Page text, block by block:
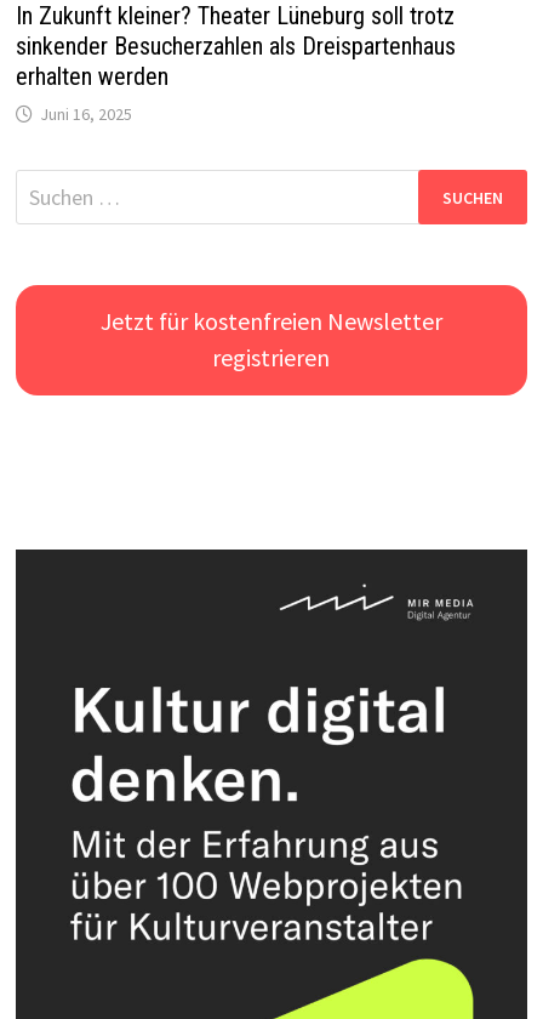
In Zukunft kleiner? Theater Lüneburg soll trotz
sinkender Besucherzahlen als Dreispartenhaus
erhalten werden
Juni 16, 2025
Suchen
nach:
Jetzt für kostenfreien Newsletter
registrieren